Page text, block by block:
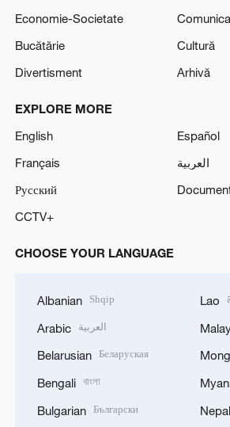
Economie-Societate
Bucătărie
Cultură
Divertisment
Arhivă
EXPLORE MORE
English
Español
Français
العربية
Русский
CCTV+
CHOOSE YOUR LANGUAGE
Albanian Shqip
Arabic العربية
Belarusian Беларуская
Bengali বাংলা
Bulgarian Български
Lao